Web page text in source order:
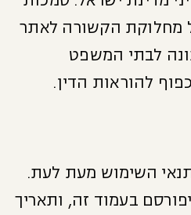
מחלוקת הקשורה לאתר
לבתי המשפט
להוראות הדין.
השימוש מעת לעת.
בעמוד זה, ותאריך